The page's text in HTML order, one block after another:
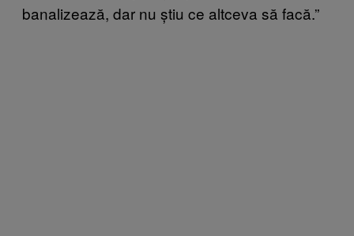
banalizează, dar nu știu ce altceva să facă.”